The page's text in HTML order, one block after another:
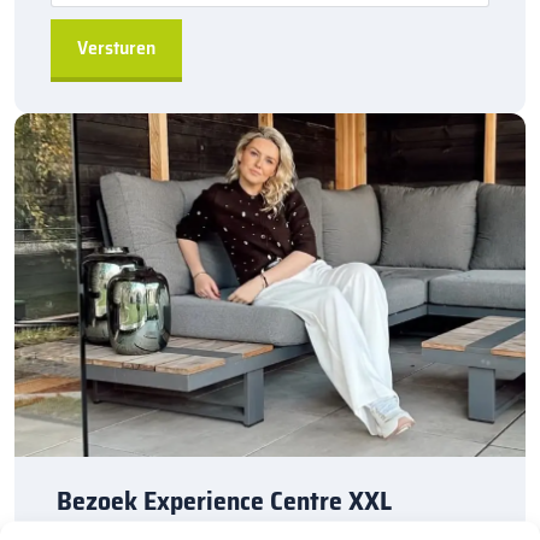
Bij Sierbestratingsmarkt.com ben je verzekerd van de beste prijs
in Nederland. Dankzij onze ruime voorraad en snelle levering kun
je ook nog eens snel aan de slag met jouw tuinproject. Zo ook
daarom vandaag nog. Ontdek de hoogwaardige kwaliteit en
voordelige prijs van reinigingsmiddelen
Sierbestratingsmarkt.com.
Bezoek Experience Centre XXL